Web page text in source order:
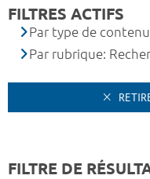
FILTRES ACTIFS
Par type de
Par rubrique:
FILTRE DE